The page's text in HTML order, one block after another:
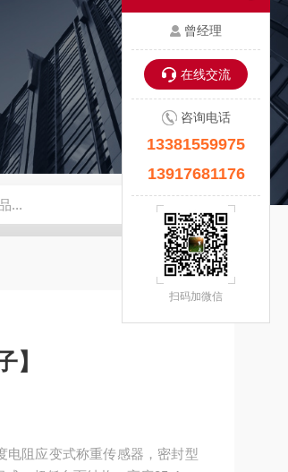
电子秤厂家 钢瓶电子秤 无
电阻应变式称重传感器，密封型
曾经理
在线交流
咨询电话
13381559975
13917681176
扫码加微信